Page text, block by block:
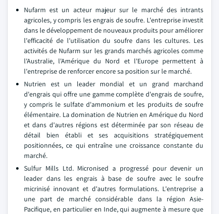
Nufarm est un acteur majeur sur le marché des intrants
agricoles, y compris les engrais de soufre. L'entreprise investit
dans le développement de nouveaux produits pour améliorer
l'efficacité de l'utilisation du soufre dans les cultures. Les
activités de Nufarm sur les grands marchés agricoles comme
l'Australie, l'Amérique du Nord et l'Europe permettent à
l'entreprise de renforcer encore sa position sur le marché.
Nutrien est un leader mondial et un grand marchand
d'engrais qui offre une gamme complète d'engrais de soufre,
y compris le sulfate d'ammonium et les produits de soufre
élémentaire. La domination de Nutrien en Amérique du Nord
et dans d'autres régions est déterminée par son réseau de
détail bien établi et ses acquisitions stratégiquement
positionnées, ce qui entraîne une croissance constante du
marché.
Sulfur Mills Ltd. Micronised a progressé pour devenir un
leader dans les engrais à base de soufre avec le soufre
micrinisé innovant et d'autres formulations. L'entreprise a
une part de marché considérable dans la région Asie-
Pacifique, en particulier en Inde, qui augmente à mesure que